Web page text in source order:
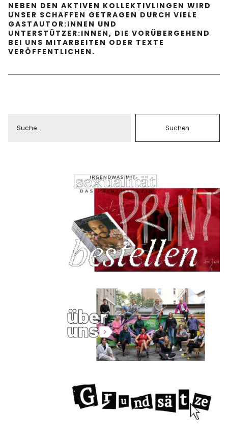
NEBEN DEN AKTIVEN KOLLEKTIVLINGEN WIRD
UNSER SCHAFFEN GETRAGEN DURCH VIELE
GASTAUTOR:INNEN UND
UNTERSTÜTZER:INNEN, DIE VORÜBERGEHEND
BEI UNS MITARBEITEN ODER TEXTE
VERÖFFENTLICHEN.